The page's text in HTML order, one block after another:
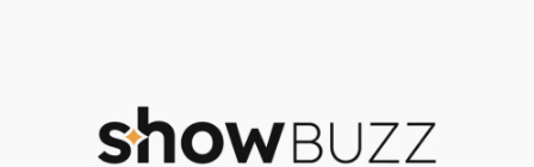
OMOGUĆI OBAVIJESTI